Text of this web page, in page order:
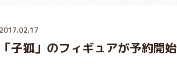
2017.02.17
「子狐」のフィギュアが予約開始